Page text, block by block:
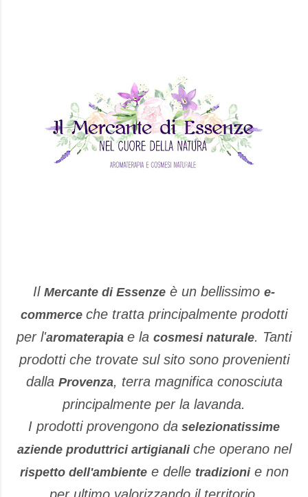
Il Mercante di Essenze è un bellissimo e-
commerce che tratta principalmente prodotti
per l'aromaterapia e la cosmesi naturale. Tanti
prodotti che trovate sul sito sono provenienti
dalla Provenza, terra magnifica conosciuta
principalmente per la lavanda.
I prodotti provengono da selezionatissime
aziende produttrici artigianali che operano nel
rispetto dell'ambientee delle tradizionie non